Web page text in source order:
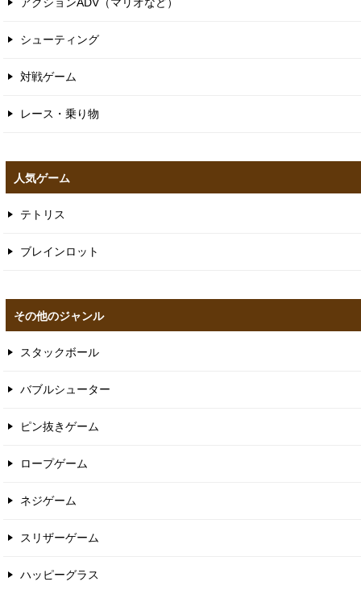
シューティング
対戦ゲーム
レース・乗り物
人気ゲーム
テトリス
ブレインロット
その他のジャンル
スタックボール
バブルシューター
ピン抜きゲーム
ロープゲーム
ネジゲーム
スリザーゲーム
ハッピーグラス